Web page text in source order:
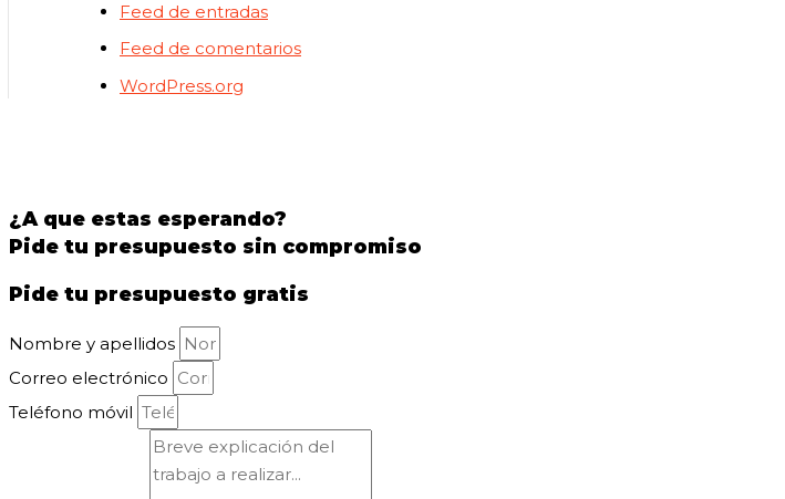
Feed de entradas
Feed de comentarios
WordPress.org
¿A que estas esperando?
Pide tu presupuesto sin compromiso
Pide tu presupuesto gratis
Nombre y apellidos
Correo electrónico
Teléfono móvil